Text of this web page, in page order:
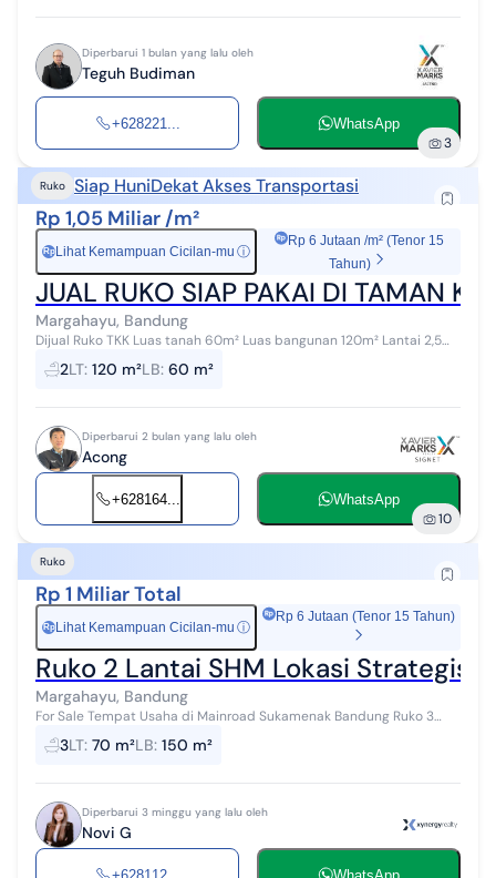
Diperbarui 1 bulan yang lalu oleh
Teguh Budiman
+628221... WhatsApp
3
Ruko Siap HuniDekat Akses Transportasi
Rp 1,05 Miliar /m²
Rp Lihat Kemampuan Cicilan-mu ⓘ
Rp 6 Jutaan /m² (Tenor 15
Tahun)
JUAL RUKO SIAP PAKAI DI TAMAN
Margahayu, Bandung
Dijual Ruko TKK Luas tanah 60m² Luas bangunan 120m² Lantai 2,5
Lokasi jalan utama (main road] 2 kamar mandi (lantai 1& lantai 2)
Listrik t...
2LT: 120 m²LB: 60 m²
Diperbarui 2 bulan yang lalu oleh
Acong
+628164... WhatsApp
10
Ruko
Rp 1 Miliar Total
Rp Lihat Kemampuan Cicilan-mu ⓘ
Rp 6 Jutaan (Tenor 15 Tahun)
Ruko 2 Lantai SHM Lokasi Strategis
Margahayu, Bandung
For Sale Tempat Usaha di Mainroad Sukamenak Bandung Ruko 3
Bagian SHM 2 Lantai LT 70m² LB 150m² KM 3 Listrik 4.400 W Air Sible
- Lokasi Strat...
3LT: 70 m²LB: 150 m²
Diperbarui 3 minggu yang lalu oleh
Novi G